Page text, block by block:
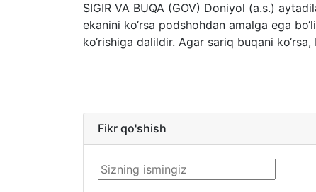
SIGIR VA BUQA (GOV) Doniyol (a.s.)
ekanini ko‘rsa podshohdan amalga ega
ko‘rishiga dalildir. Agar sariq buqani
Fikr qo'shish